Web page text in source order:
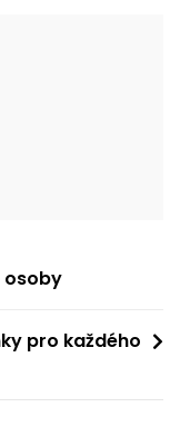
osoby
pro každého